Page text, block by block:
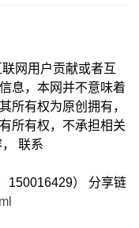
网用户贡献或者互
息，本网并不意味着
所有权为原创拥有，
所有权，不承担相关
联系
150016429） 分享链